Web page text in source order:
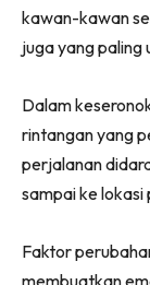
kawan-kawan
juga yang
Dalam
rintangan yang
perjalanan
sampai ke lokasi
Faktor
membuatkan